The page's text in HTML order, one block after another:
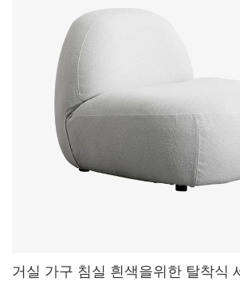
거실 가구 침실 흰색을위한 탈착식